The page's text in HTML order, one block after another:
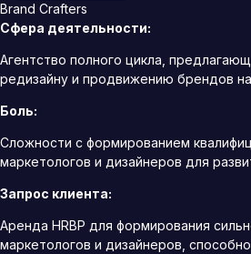
Brand Crafters
Сфера деятельности:
Агентство полного цикла,
редизайну и продвижению брендов
Боль:
Сложности с формированием
маркетологов и дизайнеров для
Запрос клиента:
Аренда HRBP для формирования
маркетологов и дизайнеров,